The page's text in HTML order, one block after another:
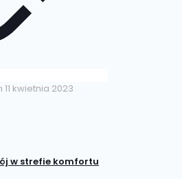
11 kwietnia 2023
w strefie komfortu